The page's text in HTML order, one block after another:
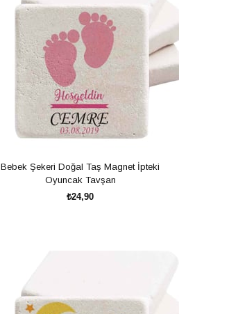
Bebek Şekeri Doğal Taş Magnet İpteki
Oyuncak Tavşan
₺24,90